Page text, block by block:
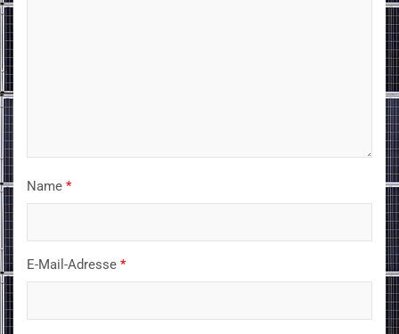
Name *
E-Mail-Adresse *